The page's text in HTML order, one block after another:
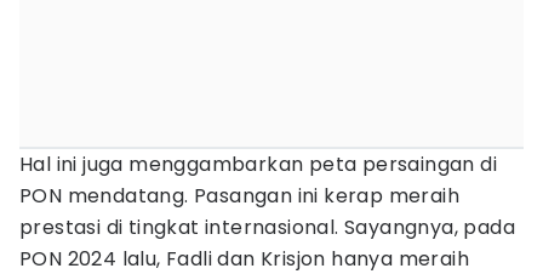
Hal ini juga menggambarkan peta persaingan di
PON mendatang. Pasangan ini kerap meraih
prestasi di tingkat internasional. Sayangnya, pada
PON 2024 lalu, Fadli dan Krisjon hanya meraih